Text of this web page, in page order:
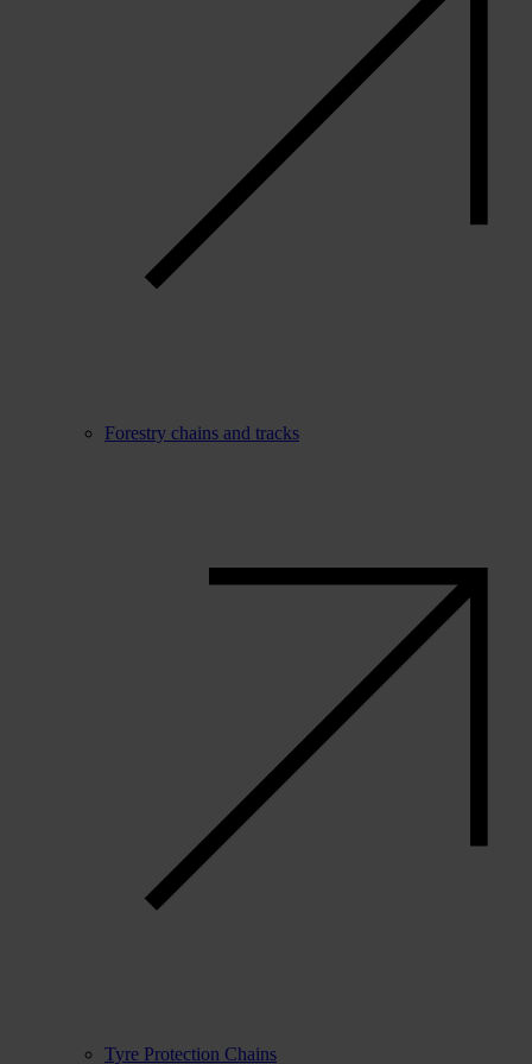
Forestry chains and tracks
Tyre Protection Chains